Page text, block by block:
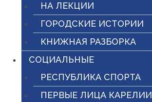
НА ЛЕКЦИИ
ГОРОДСКИЕ ИСТОРИИ
КНИЖНАЯ РАЗБОРКА
СОЦИАЛЬНЫЕ
РЕСПУБЛИКА СПОРТА
ПЕРВЫЕ ЛИЦА КАРЕЛИИ